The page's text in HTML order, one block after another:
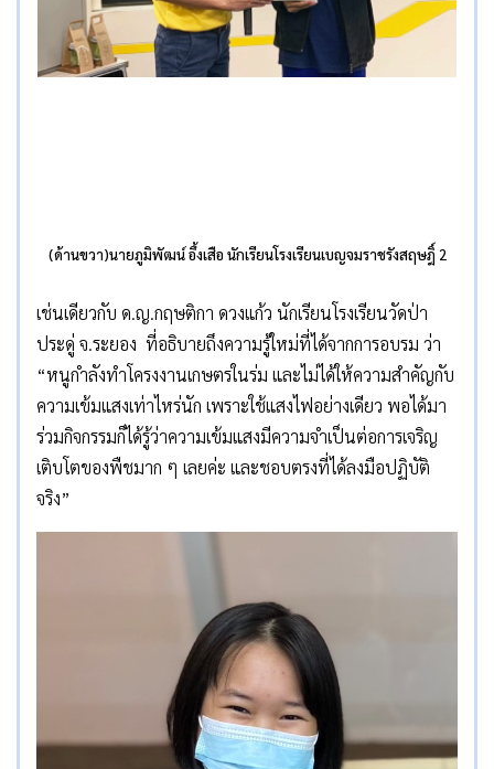
(ด้านขวา)นายภูมิพัฒน์ อึ้งเสือ นักเรียนโรงเรียนเบญจมราชรังสฤษฎิ์ 2
เช่นเดียวกับ ด.ญ.กฤษติกา ดวงแก้ว นักเรียนโรงเรียนวัดป่า
ประดู่ จ.ระยอง ที่อธิบายถึงความรู้ใหม่ที่ได้จากการอบรม ว่า
“หนูกำลังทำโครงงานเกษตรในร่ม และไม่ได้ให้ความสำคัญกับ
ความเข้มแสงเท่าไหร่นัก เพราะใช้แสงไฟอย่างเดียว พอได้มา
ร่วมกิจกรรมก็ได้รู้ว่าความเข้มแสงมีความจำเป็นต่อการเจริญ
เติบโตของพืชมาก ๆ เลยค่ะ และชอบตรงที่ได้ลงมือปฏิบัติ
จริง”